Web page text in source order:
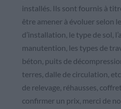
installés. Ils sont fournis à
être amener à évoluer selon
d’installation, le type de sol,
manutention, les types de
béton, puits de
terres, dalle de circulation,
de relevage, réhausses,
confirmer un prix, merci de